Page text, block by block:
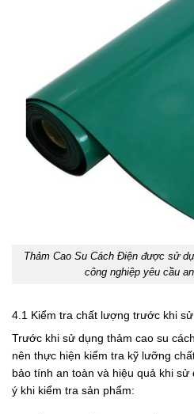
Thảm Cao Su Cách Điện được sử
công nghiệp yêu cầu
4.1 Kiểm tra chất lượng trước khi
Trước khi sử dụng thảm cao su
nên thực hiện kiểm tra kỹ lưỡng
bảo tính an toàn và hiệu quả khi
ý khi kiểm tra sản phẩm: